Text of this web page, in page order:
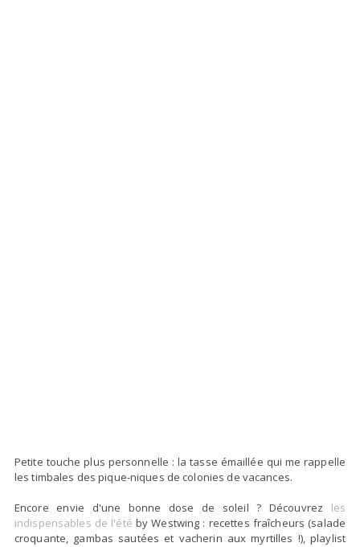
Petite touche plus personnelle : la tasse émaillée qui me rappelle
les timbales des pique-niques de colonies de vacances.
Encore envie d'une bonne dose de soleil ? Découvrez les
indispensables de l'été by Westwing : recettes fraîcheurs (salade
croquante, gambas sautées et vacherin aux myrtilles !), playlist